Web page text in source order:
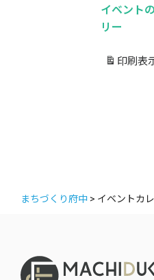
イベント
リー
印刷 表
まちづくり府中 > イベントカ